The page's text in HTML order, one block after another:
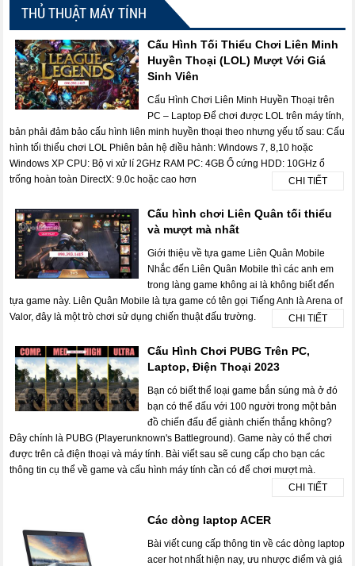
THỦ THUẬT MÁY TÍNH
Cấu Hình Tối Thiểu Chơi Liên Minh
Huyền Thoại (LOL) Mượt Với Giá
Sinh Viên
Cấu Hình Chơi Liên Minh Huyền Thoại trên
PC – Laptop Để chơi được LOL trên máy tính,
bản phải đảm bảo cấu hình liên minh huyền thoại theo nhưng yếu tố sau: Cấu
hình tối thiểu chơi LOL Phiên bản hệ điều hành: Windows 7, 8,10 hoặc
Windows XP CPU: Bộ vi xử lí 2GHz RAM PC: 4GB Ổ cứng HDD: 10GHz ổ
trống hoàn toàn DirectX: 9.0c hoặc cao hơn
CHI TIẾT
Cấu hình chơi Liên Quân tối thiểu
và mượt mà nhất
Giới thiệu về tựa game Liên Quân Mobile
Nhắc đến Liên Quân Mobile thì các anh em
trong làng game không ai là không biết đến
tựa game này. Liên Quân Mobile là tựa game có tên gọi Tiếng Anh là Arena of
Valor, đây là một trò chơi sử dụng chiến thuật đấu trường.
CHI TIẾT
Cấu Hình Chơi PUBG Trên PC,
Laptop, Điện Thoại 2023
Bạn có biết thể loại game bắn súng mà ở đó
bạn có thể đấu với 100 người trong một bản
đồ chiến đấu để giành chiến thắng không?
Đây chính là PUBG (Playerunknown's Battleground). Game này có thể chơi
được trên cả điện thoại và máy tính. Bài viết sau sẽ cung cấp cho bạn các
thông tin cụ thể về game và cấu hình máy tính cần có để chơi mượt mà.
CHI TIẾT
Các dòng laptop ACER
Bài viết cung cấp thông tin về các dòng laptop
acer hot nhất hiện nay, ưu nhược điểm và giá